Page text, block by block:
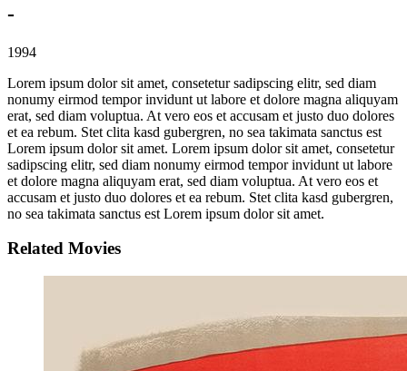
-
1994
Lorem ipsum dolor sit amet, consetetur sadipscing elitr, sed diam
nonumy eirmod tempor invidunt ut labore et dolore magna aliquyam
erat, sed diam voluptua. At vero eos et accusam et justo duo dolores
et ea rebum. Stet clita kasd gubergren, no sea takimata sanctus est
Lorem ipsum dolor sit amet. Lorem ipsum dolor sit amet, consetetur
sadipscing elitr, sed diam nonumy eirmod tempor invidunt ut labore
et dolore magna aliquyam erat, sed diam voluptua. At vero eos et
accusam et justo duo dolores et ea rebum. Stet clita kasd gubergren,
no sea takimata sanctus est Lorem ipsum dolor sit amet.
Related Movies